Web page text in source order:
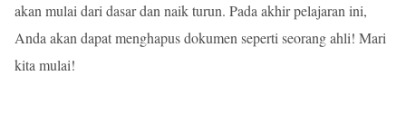
akan mulai dari dasar dan naik turun. Pada akhir pelajaran ini,
Anda akan dapat menghapus dokumen seperti seorang ahli! Mari
kita mulai!